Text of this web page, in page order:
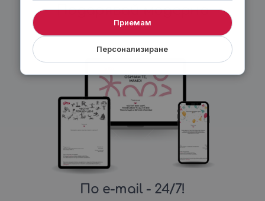
Подарявай модерно
По e-mail- 24/7!
Персонализиране
Приемам